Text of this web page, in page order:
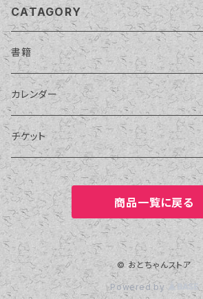
CATAGORY
書籍
カレンダー
チケット
商品一覧に戻る
© おとちゃんストア
Powered by